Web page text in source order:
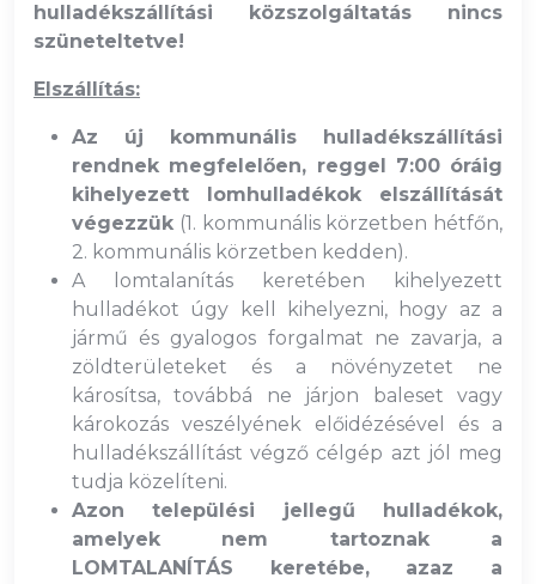
hulladékszállítási közszolgáltatás nincs
szüneteltetve!
Elszállítás:
Az új kommunális hulladékszállítási
rendnek megfelelően, reggel 7:00 óráig
kihelyezett lomhulladékok elszállítását
végezzük (1. kommunális körzetben hétfőn,
2. kommunális körzetben kedden).
A lomtalanítás keretében kihelyezett
hulladékot úgy kell kihelyezni, hogy az a
jármű és gyalogos forgalmat ne zavarja, a
zöldterületeket és a növényzetet ne
károsítsa, továbbá ne járjon baleset vagy
károkozás veszélyének előidézésével és a
hulladékszállítást végző célgép azt jól meg
tudja közelíteni.
Azon települési jellegű hulladékok,
amelyek nem tartoznak a
LOMTALANÍTÁS keretébe, azaz a